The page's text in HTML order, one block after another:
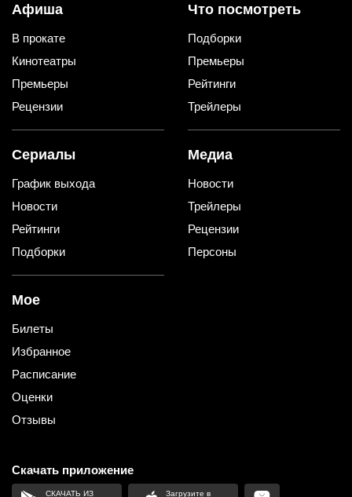
Афиша
В прокате
Кинотеатры
Премьеры
Рецензии
Что посмотреть
Подборки
Премьеры
Рейтинги
Трейлеры
Сериалы
График выхода
Новости
Рейтинги
Подборки
Медиа
Новости
Трейлеры
Рецензии
Персоны
Мое
Билеты
Избранное
Расписание
Оценки
Отзывы
Скачать приложение